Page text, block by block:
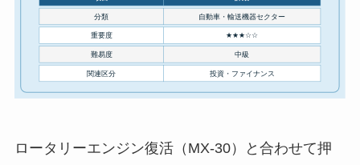
ロータリーエンジン復活（MX-30）と合わせて押